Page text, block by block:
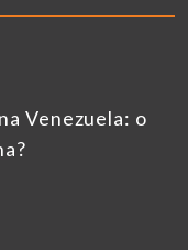
Venezuela: o